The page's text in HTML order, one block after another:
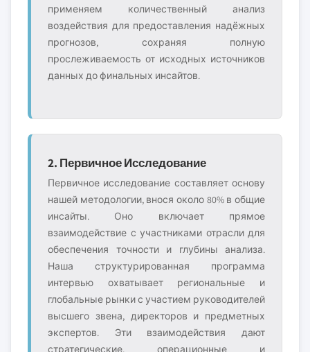
применяем количественный анализ
воздействия для предоставления надёжных
прогнозов, сохраняя полную
прослеживаемость от исходных источников
данных до финальных инсайтов.
2. Первичное Исследование
Первичное исследование составляет основу
нашей методологии, внося около 80% в общие
инсайты. Оно включает прямое
взаимодействие с участниками отрасли для
обеспечения точности и глубины анализа.
Наша структурированная программа
интервью охватывает региональные и
глобальные рынки с участием руководителей
высшего звена, директоров и предметных
экспертов. Эти взаимодействия дают
стратегические, операционные и